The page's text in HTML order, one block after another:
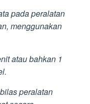
pada peralatan
menggunakan
atau bahkan 1
peralatan